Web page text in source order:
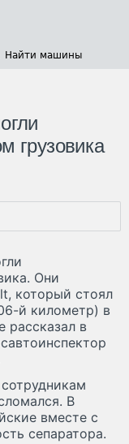
Найти машины
грузовика
Они
который стоял
й километр) в
рассказал в
В
вместе с
сепаратора.